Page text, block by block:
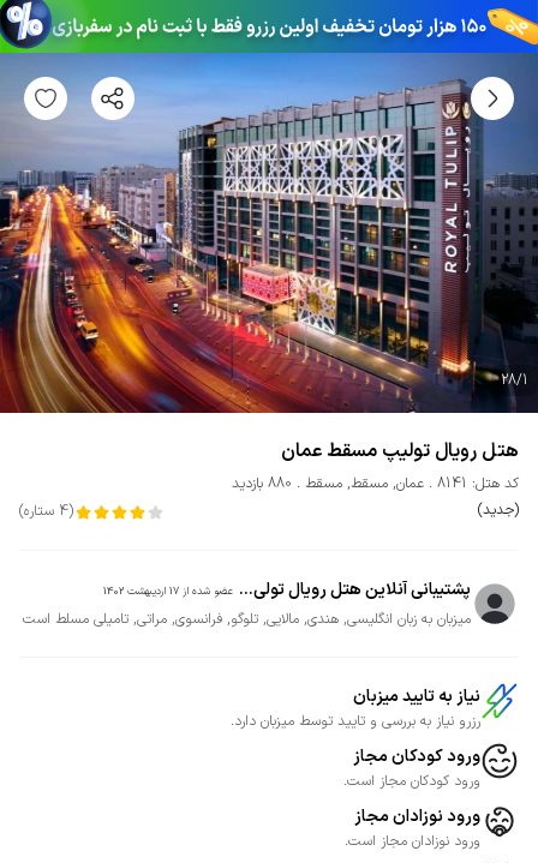
28/1
هتل رویال تولیپ مسقط عمان
کد هتل: 8141 عمان, مسقط, مسقط
880 بازدید
(جدید)
(
4 ستاره)
پشتیبانی آنلاین هتل رویال تولی... عضو شده از 17 اردیبهشت 1402
میزبان به زبان انگلیسی, هندی, مالایی, تلوگو, فرانسوی, مراتی, تامیلی مسلط است
نیاز به تایید میزبان
رزرو نیاز به بررسی و تایید توسط میزبان دارد.
ورود کودکان مجاز
ورود کودکان مجاز است.
ورود نوزادان مجاز
ورود نوزادان مجاز است.